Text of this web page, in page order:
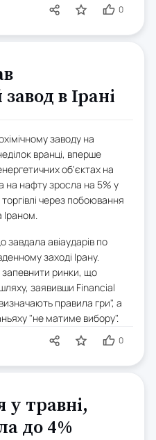
0
в Ірані
заводу на
вранці, вперше
об'єктах на
на нафту зросла на 5% у
торгівлі через побоювання
завдала авіаударів по
заході Ірану.
ринки, що
заявивши Financial
правила гри", а
"не матиме вибору".
0
у травні,
до 4%